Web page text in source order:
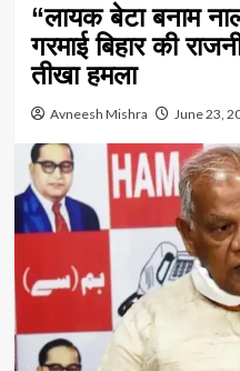
“लायक बेटा बनाम
गरमाई बिहार की
तीखा हमला
Avneesh Mishra June 23,